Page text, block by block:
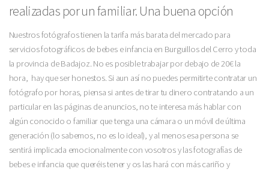
realizadas por un familiar. Una buena opción
Nuestros fotógrafos tienen la tarifa más barata del mercado para
servicios fotográficos de bebes e infancia en Burguillos del Cerro y toda
la provincia de Badajoz. No es posible trabajar por debajo de 20€ la
hora, hay que ser honestos. Si aun así no puedes permitirte contratar un
fotógrafo por horas, piensa si antes de tirar tu dinero contratando a un
particular en las páginas de anuncios, no te interesa más hablar con
algún conocido o familiar que tenga una cámara o un móvil de última
generación (lo sabemos, no es lo ideal), y al menos esa persona se
sentirá implicada emocionalmente con vosotros y las fotografías de
bebes e infancia que queréis tener y os las hará con más cariño y